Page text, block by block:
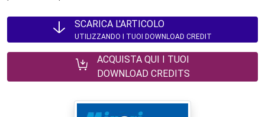
SCARICA L'ARTICOLO
UTILIZZANDO I TUOI DOWNLOAD CREDIT
ACQUISTA QUI I TUOI
DOWNLOAD CREDITS